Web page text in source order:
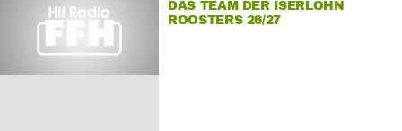
DAS TEAM DER ISERLOHN
ROOSTERS 26/27